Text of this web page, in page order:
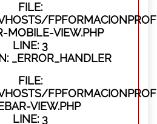
FILE:
MOBILE-VIEW.PHP
LINE: 3
_ERROR_HANDLER
FILE:
VIEW.PHP
LINE: 3